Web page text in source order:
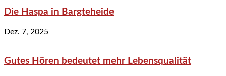
Die Haspa in Bargteheide
Dez. 7, 2025
Gutes Hören bedeutet mehr Lebensqualität